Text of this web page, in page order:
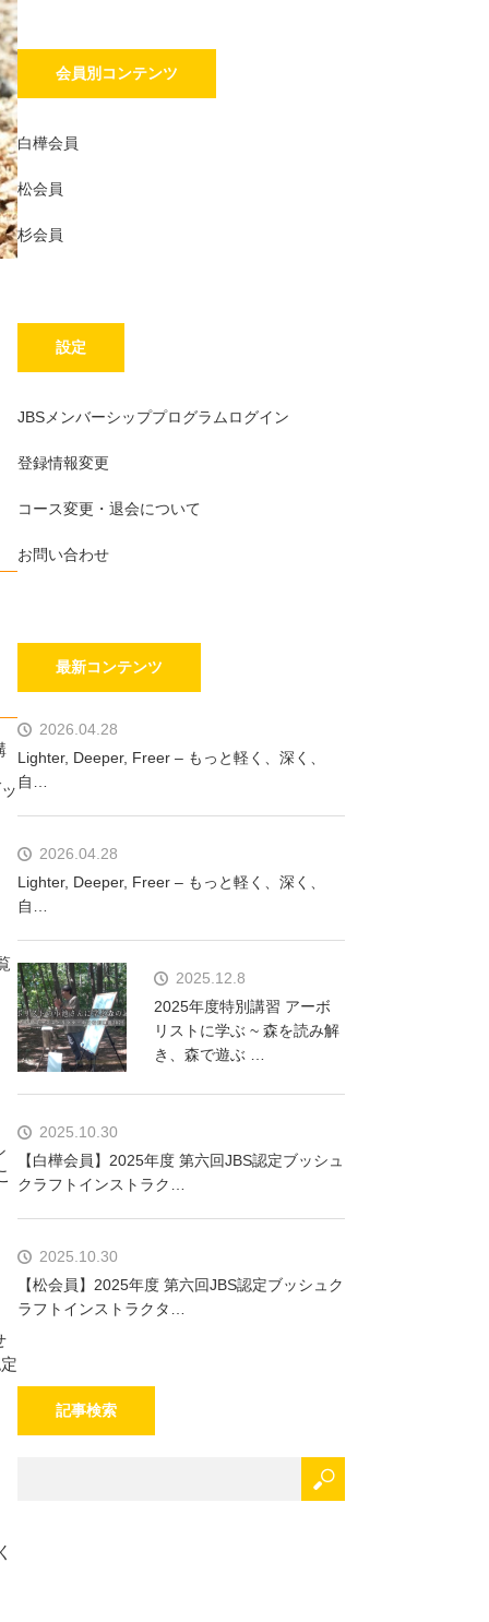
会員別コンテンツ
白樺会員
松会員
杉会員
設定
JBSメンバーシッププログラムログイン
登録情報変更
コース変更・退会について
お問い合わせ
最新コンテンツ
2026.04.28
Lighter, Deeper, Freer – もっと軽く、深く、
自…
2026.04.28
Lighter, Deeper, Freer – もっと軽く、深く、
自…
2025.12.8
2025年度特別講習 アーボ
リストに学ぶ ~ 森を読み解
き、森で遊ぶ …
2025.10.30
【白樺会員】2025年度 第六回JBS認定ブッシュ
クラフトインストラク…
2025.10.30
【松会員】2025年度 第六回JBS認定ブッシュク
ラフトインストラクタ…
記事検索